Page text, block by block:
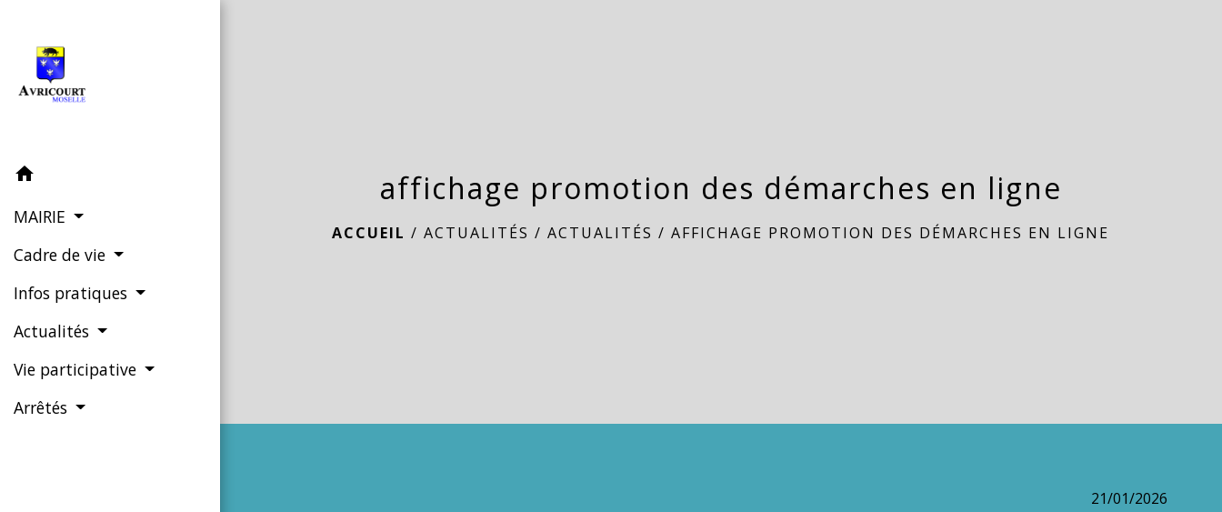
home
MAIRIE
Cadre de vie
Infos pratiques
Actualités
Vie participative
Arrêtés
affichage promotion des démarches en ligne
ACCUEIL /ACTUALITÉS /ACTUALITÉS /AFFICHAGE PROMOTION DES DÉMARCHES EN LIGNE
21/01/2026